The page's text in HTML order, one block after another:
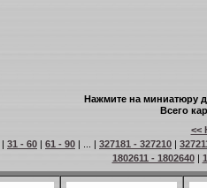
Нажмите на миниатюру
Всего
<<
| 31 - 60 | 61 - 90 | ... | 327181 - 327210 |
1802611 - 1802640|